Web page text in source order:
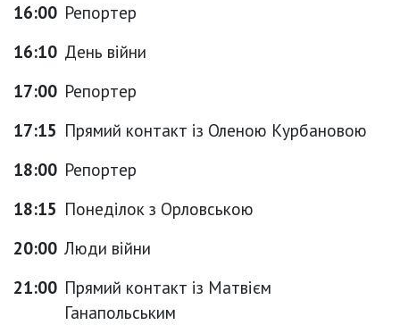
16:00 Репортер
16:10 День війни
17:00 Репортер
17:15 Прямий контакт із Оленою Курбановою
18:00 Репортер
18:15 Понеділок з Орловською
20:00 Люди війни
21:00 Прямий контакт із Матвієм
Ганапольським